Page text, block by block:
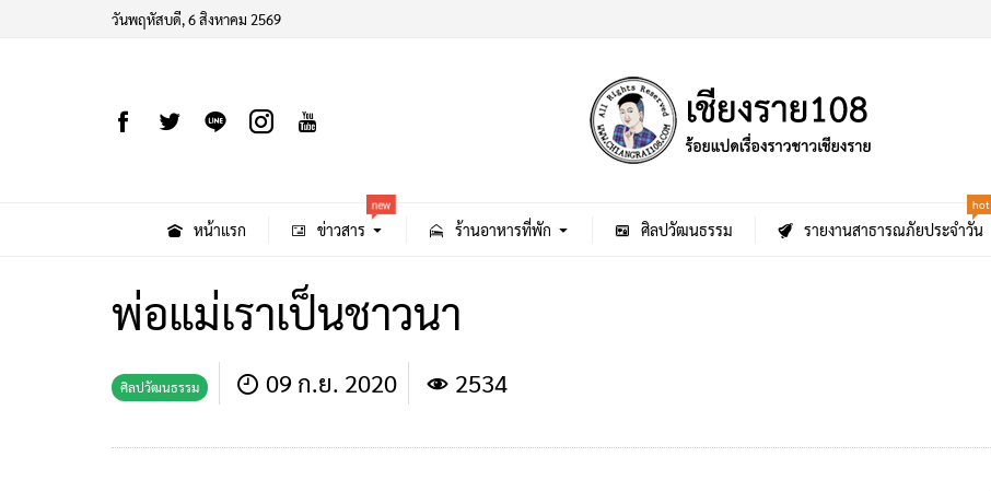
วันพฤหัสบดี, 6 สิงหาคม 2569
หน้าแรก ข่าวสาร
new
ร้านอาหารที่พัก ศิลปวัฒนธรรม รายงานสาธารณภัยประจำวัน
hot
พ่อแม่เราเป็นชาวนา
ศิลปวัฒนธรรม 09 ก.ย. 2020 2534